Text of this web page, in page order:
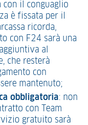
il conguaglio
è fissata per il
ricorda,
con F24 sarà una
al
che resterà
con
mantenuto;
obbligatoria: non
con Team
gratuito sarà